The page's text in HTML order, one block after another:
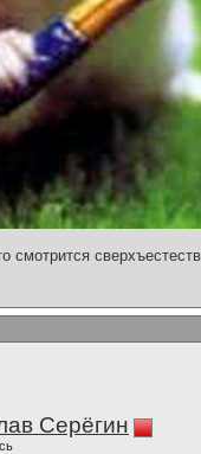
смотрится
Серёгин